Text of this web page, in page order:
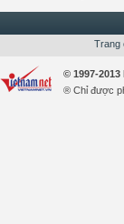
Trang
© 1997-
® Chỉ được